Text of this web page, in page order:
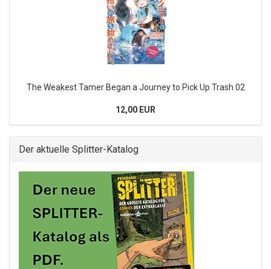
The Weakest Tamer Began a Journey to Pick Up Trash 02
12,00 EUR
Der aktuelle Splitter-Katalog